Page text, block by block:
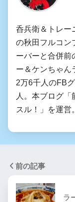
呑兵衛＆トレー
の秋田フルコン
ーバーと合併前
ー＆ケンちゃん
2万6千人のFB
人。本ブログ「
スル！」を運営。
前の記事
ラ